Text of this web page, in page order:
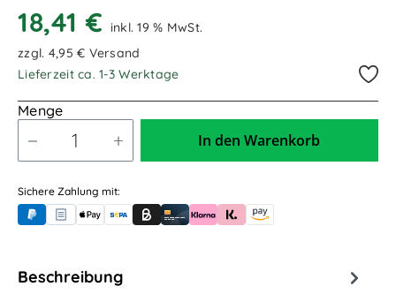
2,50m / 2.500mm
4,00m / 4.000mm
9,00m / 9.000mm
18,41 €
inkl. 19 % MwSt.
zzgl. 4,95 € Versand
Lieferzeit ca. 1-3 Werktage
Menge
In den Warenkorb
Sichere Zahlung mit:
PayPalRechnungskauf (für Behörden)
Apple PayBanküberweisung (vorab)
Rechnungskauf (Billie)
Kreditkarte
Rechnung oder Ratenkauf (Klarna)
Sofortüberweisung (Klarna)
Amazon Pay
Beschreibung